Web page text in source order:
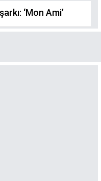
‘Mon Ami’